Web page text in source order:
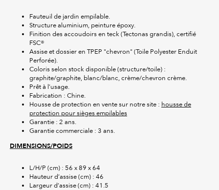
Fauteuil de jardin empilable.
Structure aluminium, peinture époxy.
Finition des accoudoirs en teck (Tectonas grandis), certifié
FSC®
Assise et dossier en TPEP "chevron" (Toile Polyester Enduit
Perforée).
Coloris selon stock disponible (structure/toile) :
graphite/graphite, blanc/blanc, crème/chevron crème.
Prêt à l’usage.
Fabrication : Chine.
Housse de protection en vente sur notre site : housse de
protection pour sièges empilables
Garantie : 2 ans.
Garantie commerciale : 3 ans.
DIMENSIONS/POIDS
L/H/P (cm) : 56 x 89 x 64
Hauteur d’assise (cm) : 46
Largeur d’assise (cm) : 41.5